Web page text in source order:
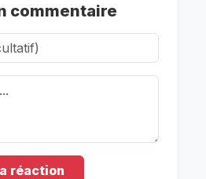
commentaire
réaction